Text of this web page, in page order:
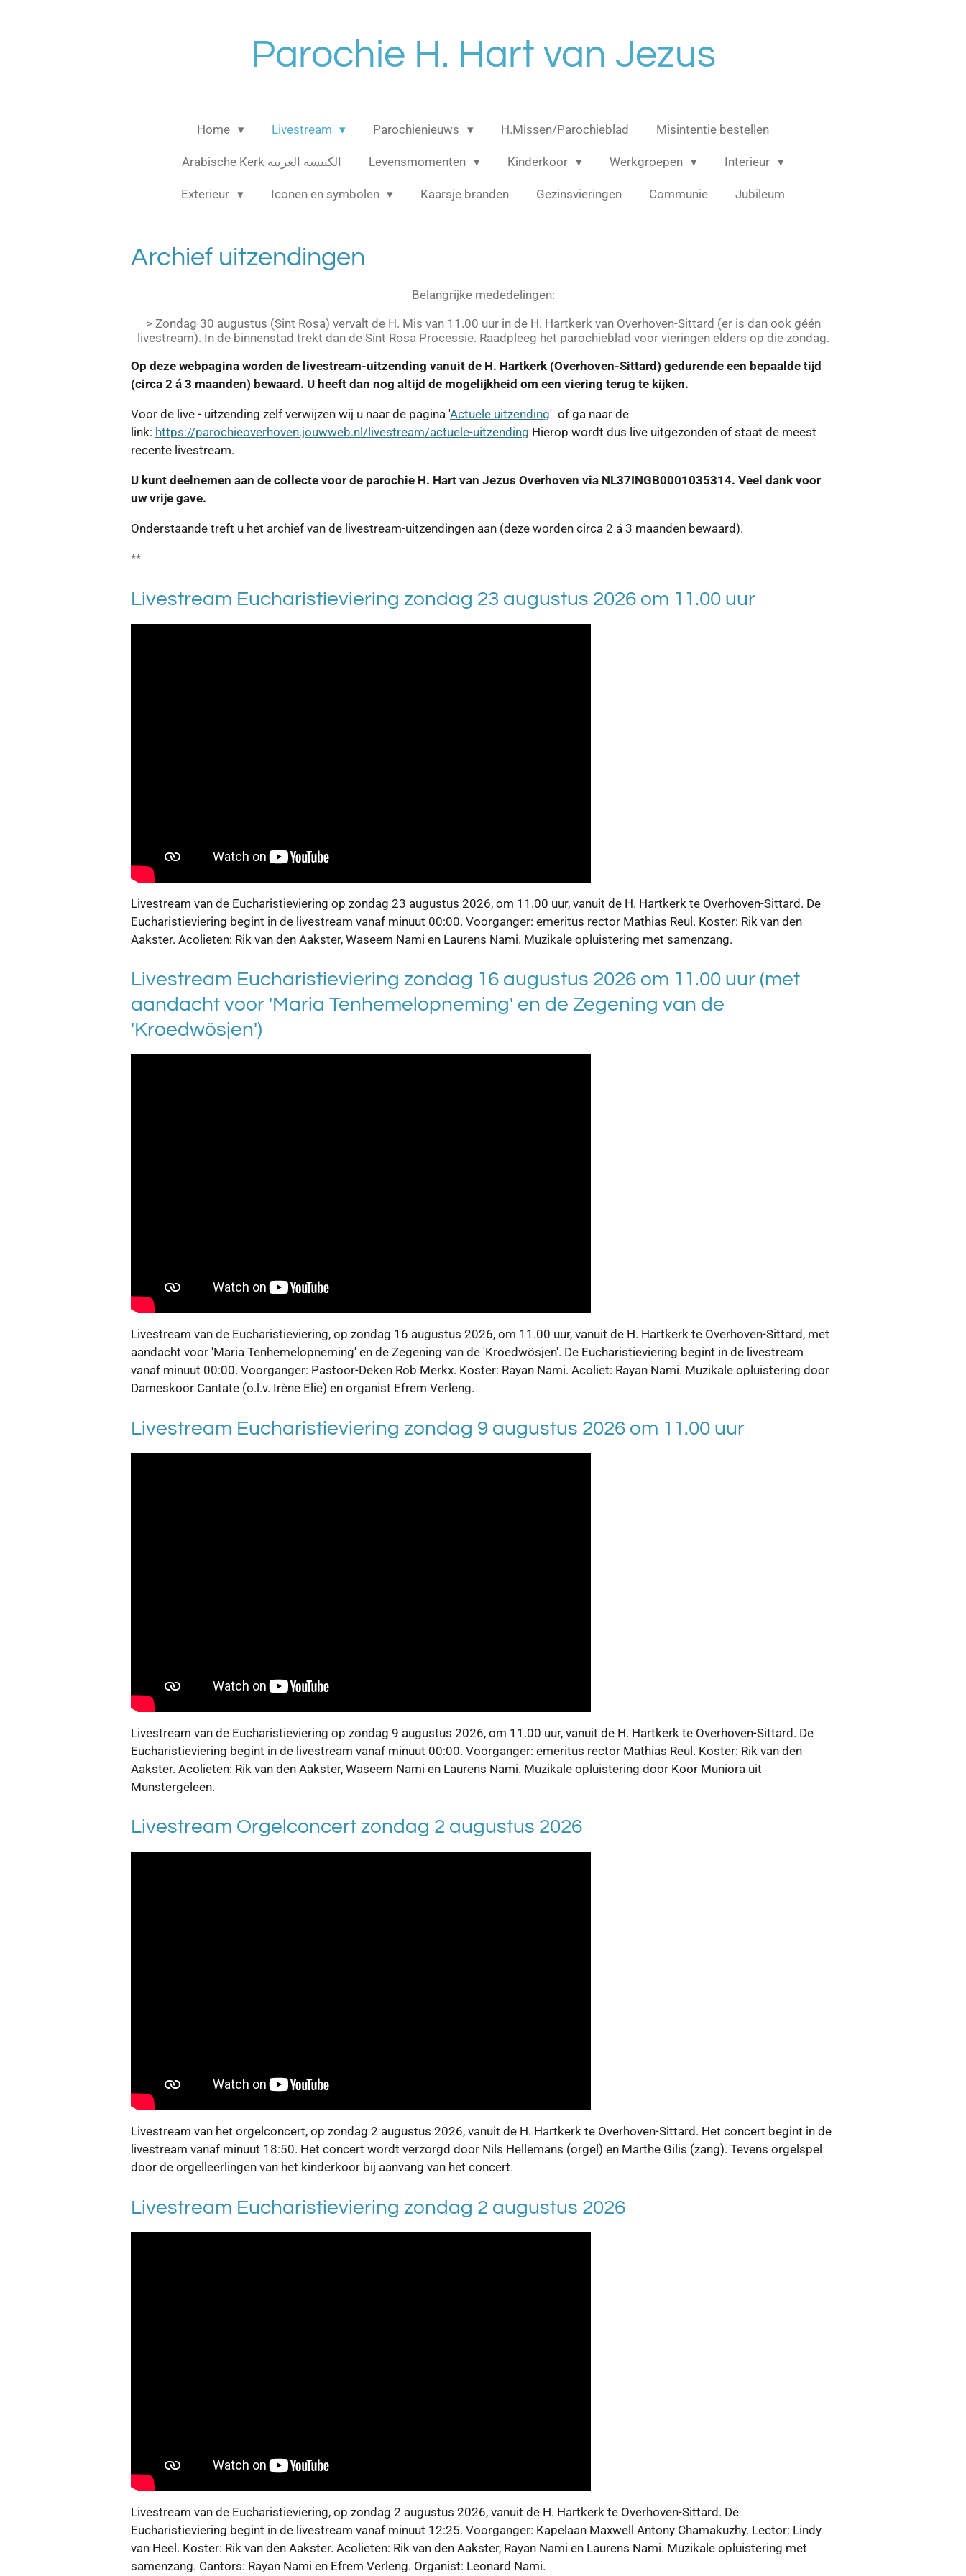
Parochie H. Hart van Jezus
Home Livestream Parochienieuws H.Missen/Parochieblad Misintentie bestellen
Arabische Kerk الكنيسه العربيه Levensmomenten Kinderkoor Werkgroepen Interieur
Exterieur Iconen en symbolen Kaarsje branden Gezinsvieringen Communie Jubileum
Archief uitzendingen
Belangrijke mededelingen:
> Zondag 30 augustus (Sint Rosa) vervalt de H. Mis van 11.00 uur in de H. Hartkerk van Overhoven-Sittard (er is dan ook géén
livestream). In de binnenstad trekt dan de Sint Rosa Processie. Raadpleeg het parochieblad voor vieringen elders op die zondag.
Op deze webpagina worden de livestream-uitzending vanuit de H. Hartkerk (Overhoven-Sittard) gedurende een bepaalde tijd
(circa 2 á 3 maanden) bewaard. U heeft dan nog altijd de mogelijkheid om een viering terug te kijken.
Voor de live - uitzending zelf verwijzen wij u naar de pagina 'Actuele uitzending' of ga naar de
link: https://parochieoverhoven.jouwweb.nl/livestream/actuele-uitzending Hierop wordt dus live uitgezonden of staat de meest
recente livestream.
U kunt deelnemen aan de collecte voor de parochie H. Hart van Jezus Overhoven via NL37INGB0001035314. Veel dank voor
uw vrije gave.
Onderstaande treft u het archief van de livestream-uitzendingen aan (deze worden circa 2 á 3 maanden bewaard).
**
Livestream Eucharistieviering zondag 23 augustus 2026 om 11.00 uur
Livestream van de Eucharistieviering op zondag 23 augustus 2026, om 11.00 uur, vanuit de H. Hartkerk te Overhoven-Sittard. De
Eucharistieviering begint in de livestream vanaf minuut 00:00. Voorganger: emeritus rector Mathias Reul. Koster: Rik van den
Aakster. Acolieten: Rik van den Aakster, Waseem Nami en Laurens Nami. Muzikale opluistering met samenzang.
Livestream Eucharistieviering zondag 16 augustus 2026 om 11.00 uur (met
aandacht voor 'Maria Tenhemelopneming' en de Zegening van de
'Kroedwösjen')
Livestream van de Eucharistieviering, op zondag 16 augustus 2026, om 11.00 uur, vanuit de H. Hartkerk te Overhoven-Sittard, met
aandacht voor 'Maria Tenhemelopneming' en de Zegening van de 'Kroedwösjen'. De Eucharistieviering begint in de livestream
vanaf minuut 00:00. Voorganger: Pastoor-Deken Rob Merkx. Koster: Rayan Nami. Acoliet: Rayan Nami. Muzikale opluistering door
Dameskoor Cantate (o.l.v. Irène Elie) en organist Efrem Verleng.
Livestream Eucharistieviering zondag 9 augustus 2026 om 11.00 uur
Livestream van de Eucharistieviering op zondag 9 augustus 2026, om 11.00 uur, vanuit de H. Hartkerk te Overhoven-Sittard. De
Eucharistieviering begint in de livestream vanaf minuut 00:00. Voorganger: emeritus rector Mathias Reul. Koster: Rik van den
Aakster. Acolieten: Rik van den Aakster, Waseem Nami en Laurens Nami. Muzikale opluistering door Koor Muniora uit
Munstergeleen.
Livestream Orgelconcert zondag 2 augustus 2026
Livestream van het orgelconcert, op zondag 2 augustus 2026, vanuit de H. Hartkerk te Overhoven-Sittard. Het concert begint in de
livestream vanaf minuut 18:50. Het concert wordt verzorgd door Nils Hellemans (orgel) en Marthe Gilis (zang). Tevens orgelspel
door de orgelleerlingen van het kinderkoor bij aanvang van het concert.
Livestream Eucharistieviering zondag 2 augustus 2026
Livestream van de Eucharistieviering, op zondag 2 augustus 2026, vanuit de H. Hartkerk te Overhoven-Sittard. De
Eucharistieviering begint in de livestream vanaf minuut 12:25. Voorganger: Kapelaan Maxwell Antony Chamakuzhy. Lector: Lindy
van Heel. Koster: Rik van den Aakster. Acolieten: Rik van den Aakster, Rayan Nami en Laurens Nami. Muzikale opluistering met
samenzang. Cantors: Rayan Nami en Efrem Verleng. Organist: Leonard Nami.